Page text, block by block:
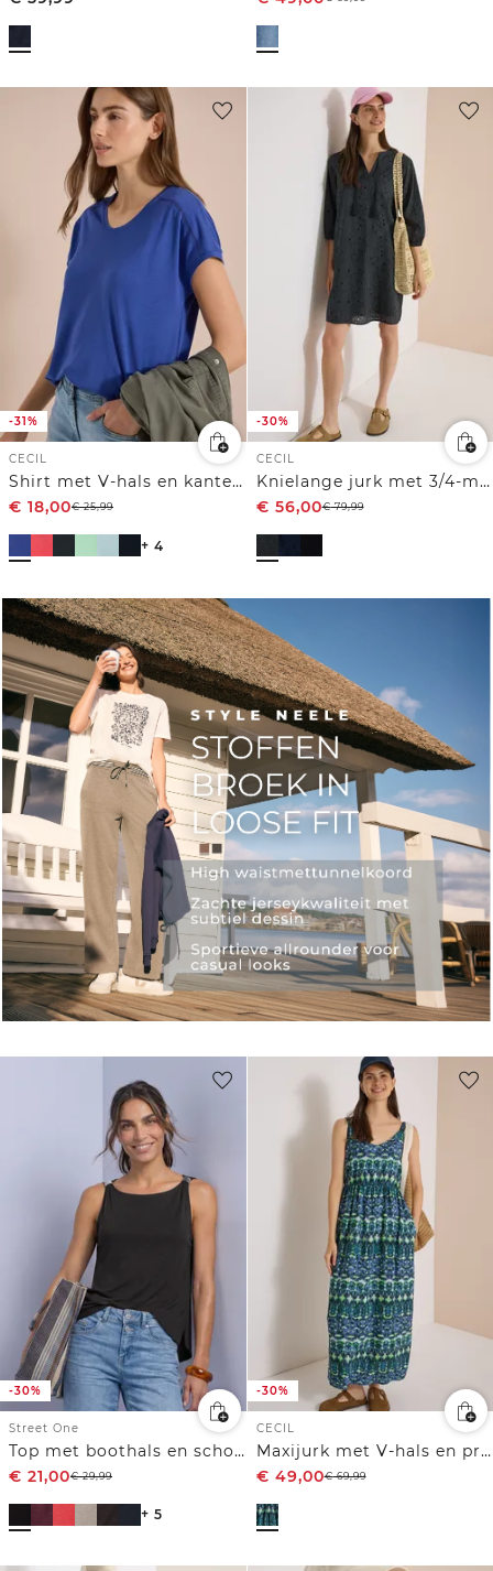
-31%
CECIL
Shirt met V-hals en kanten detail
€ 18,00€25,99
+ 4
-30%
CECIL
Knielange jurk met 3/4-mouwen en borduursel
€ 56,00€79,99
-30%
Street One
Top met boothals en schouderdetail
€ 21,00€29,99
+ 5
-30%
CECIL
Maxijurk met V-hals en print
€ 49,00€69,99